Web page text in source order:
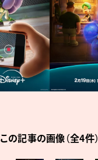
この記事の画像（全4件）